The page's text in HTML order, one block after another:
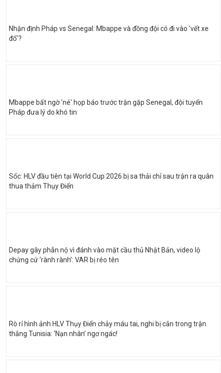
Nhận định Pháp vs Senegal: Mbappe và đồng đội có đi vào 'vết xe
đổ'?
Mbappe bất ngờ 'né' họp báo trước trận gặp Senegal, đội tuyển
Pháp đưa lý do khó tin
Sốc: HLV đầu tiên tại World Cup 2026 bị sa thải chỉ sau trận ra quân
thua thảm Thụy Điển
Depay gây phẫn nộ vì đánh vào mặt cầu thủ Nhật Bản, video lộ
chứng cứ ‘rành rành’: VAR bị réo tên
Rò rỉ hình ảnh HLV Thụy Điển chảy máu tai, nghi bị cắn trong trận
thắng Tunisia: ‘Nạn nhân’ ngơ ngác!